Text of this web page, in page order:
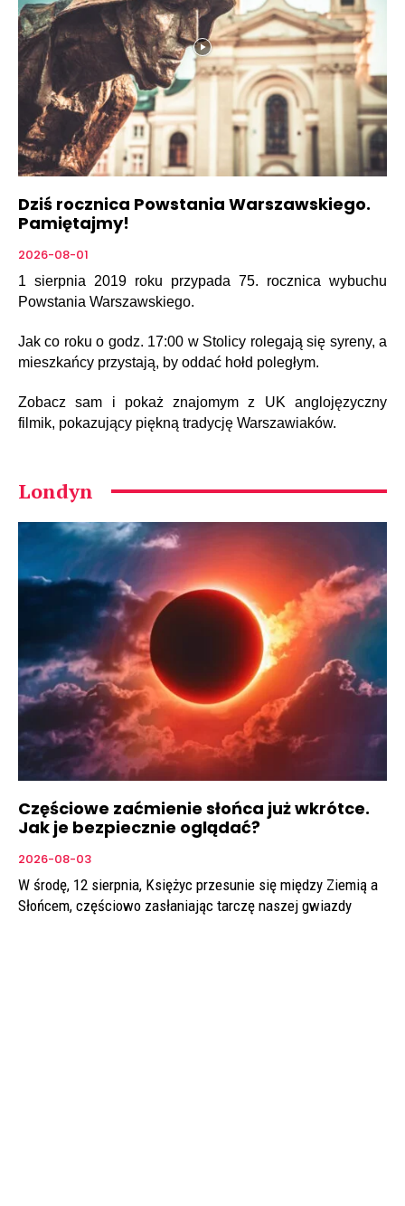
Dziś rocznica Powstania Warszawskiego.
Pamiętajmy!
2026-08-01
1 sierpnia 2019 roku przypada 75. rocznica wybuchu
Powstania Warszawskiego.
Jak co roku o godz. 17:00 w Stolicy rolegają się syreny, a
mieszkańcy przystają, by oddać hołd poległym.
Zobacz sam i pokaż znajomym z UK anglojęzyczny
filmik, pokazujący piękną tradycję Warszawiaków.
Londyn
Częściowe zaćmienie słońca już wkrótce.
Jak je bezpiecznie oglądać?
2026-08-03
W środę, 12 sierpnia, Księżyc przesunie się między Ziemią a
Słońcem, częściowo zasłaniając tarczę naszej gwiazdy